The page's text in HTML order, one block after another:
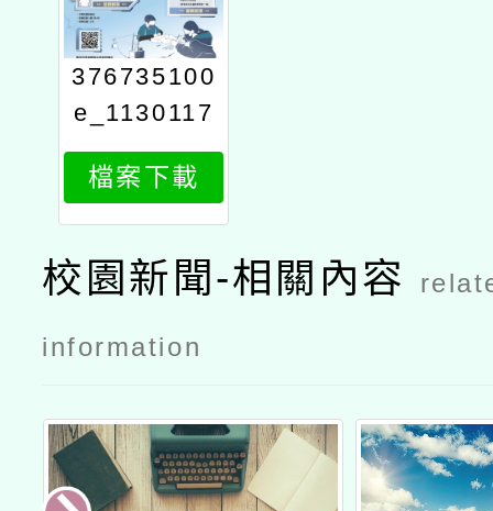
376735100
e_1130117
414_attach
1
檔案下載
校園新聞-相關內容
information